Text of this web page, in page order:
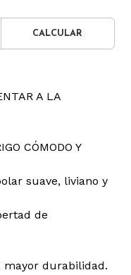
CALCULAR
A LA
CÓMODO Y
suave, liviano y
de
mayor durabilidad.